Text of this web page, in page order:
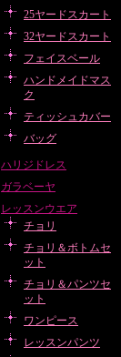
25ヤードスカート
32ヤードスカート
フェイスベール
ハンドメイドマス
ク
ティッシュカバー
バッグ
ハリジドレス
ガラベーヤ
レッスンウエア
チョリ
チョリ＆ボトムセ
ット
チョリ＆パンツセ
ット
ワンピース
レッスンパンツ